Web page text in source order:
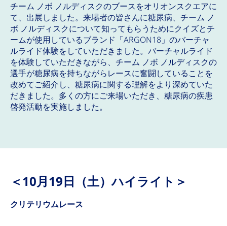
チーム ノボ ノルディスクのブースをオリオンスクエアに
て、出展しました。来場者の皆さんに糖尿病、チーム ノ
ボ ノルディスクについて知ってもらうためにクイズとチ
ームが使用しているブランド「ARGON18」のバーチャ
ルライド体験をしていただきました。バーチャルライド
を体験していただきながら、チーム ノボ ノルディスクの
選手が糖尿病を持ちながらレースに奮闘していることを
改めてご紹介し、糖尿病に関する理解をより深めていた
だきました。多くの方にご来場いただき、糖尿病の疾患
啓発活動を実施しました。
＜10月19日（土）ハイライト＞
クリテリウムレース